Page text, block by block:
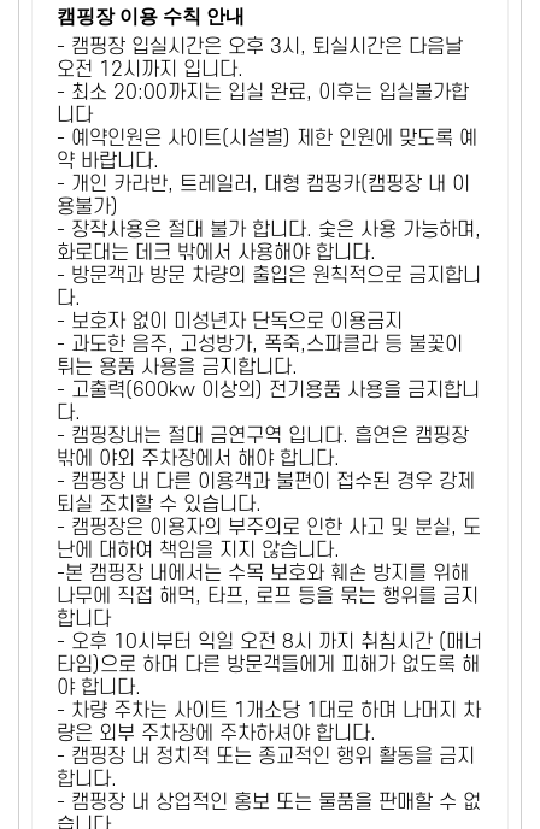
캠핑장 이용 수칙 안내
- 캠핑장 입실시간은 오후 3시, 퇴실시간은 다음날
오전 12시까지 입니다.
- 최소 20:00까지는 입실 완료, 이후는 입실불가합
니다
- 예약인원은 사이트(시설별) 제한 인원에 맞도록 예
약 바랍니다.
- 개인 카라반, 트레일러, 대형 캠핑카(캠핑장 내 이
용불가)
- 장작사용은 절대 불가 합니다. 숯은 사용 가능하며,
화로대는 데크 밖에서 사용해야 합니다.
- 방문객과 방문 차량의 출입은 원칙적으로 금지합니
다.
- 보호자 없이 미성년자 단독으로 이용금지
- 과도한 음주, 고성방가, 폭죽,스파클라 등 불꽃이
튀는 용품 사용을 금지합니다.
- 고출력(600kw 이상의) 전기용품 사용을 금지합니
다.
- 캠핑장내는 절대 금연구역 입니다. 흡연은 캠핑장
밖에 야외 주차장에서 해야 합니다.
- 캠핑장 내 다른 이용객과 불편이 접수된 경우 강제
퇴실 조치할 수 있습니다.
- 캠핑장은 이용자의 부주의로 인한 사고 및 분실, 도
난에 대하여 책임을 지지 않습니다.
-본 캠핑장 내에서는 수목 보호와 훼손 방지를 위해
나무에 직접 해먹, 타프, 로프 등을 묶는 행위를 금지
합니다
- 오후 10시부터 익일 오전 8시 까지 취침시간 (매너
타임)으로 하며 다른 방문객들에게 피해가 없도록 해
야 합니다.
- 차량 주차는 사이트 1개소당 1대로 하며 나머지 차
량은 외부 주차장에 주차하셔야 합니다.
- 캠핑장 내 정치적 또는 종교적인 행위 활동을 금지
합니다.
- 캠핑장 내 상업적인 홍보 또는 물품을 판매할 수 없